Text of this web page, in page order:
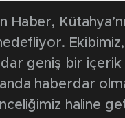
Haber,
geniş bir
haberdar
haline